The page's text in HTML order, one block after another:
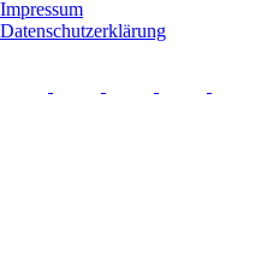
Impressum
Datenschutzerklärung